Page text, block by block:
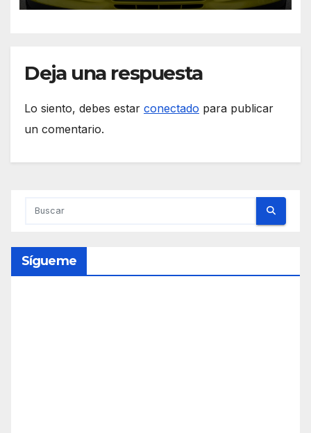
Deja una respuesta
Lo siento, debes estar conectado para publicar
un comentario.
Sígueme